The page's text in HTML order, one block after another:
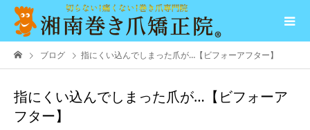
ブログ 指にくい込んでしまった爪が…【ビフォーアフター】
指にくい込んでしまった爪が…【ビフォーア
フター】